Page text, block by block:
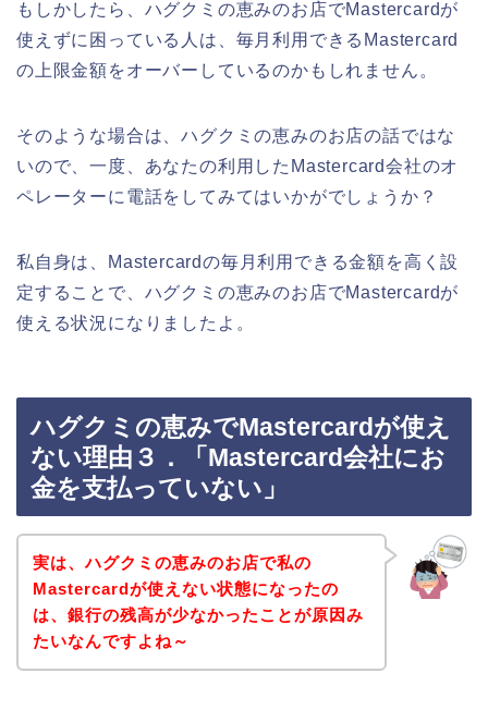
もしかしたら、ハグクミの恵みのお店でMastercardが
使えずに困っている人は、毎月利用できるMastercard
の上限金額をオーバーしているのかもしれません。
そのような場合は、ハグクミの恵みのお店の話ではな
いので、一度、あなたの利用したMastercard会社のオ
ペレーターに電話をしてみてはいかがでしょうか？
私自身は、Mastercardの毎月利用できる金額を高く設
定することで、ハグクミの恵みのお店でMastercardが
使える状況になりましたよ。
ハグクミの恵みでMastercardが使え
ない理由３．「Mastercard会社にお
金を支払っていない」
実は、ハグクミの恵みのお店で私の
Mastercardが使えない状態になったの
は、銀行の残高が少なかったことが原因み
たいなんですよね～